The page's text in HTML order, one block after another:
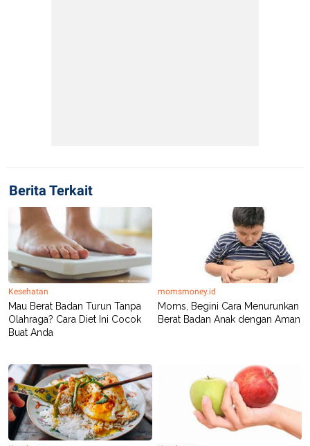
Berita Terkait
Kesehatan
Mau Berat Badan Turun Tanpa
Olahraga? Cara Diet Ini Cocok
Buat Anda
momsmoney.id
Moms, Begini Cara Menurunkan
Berat Badan Anak dengan Aman